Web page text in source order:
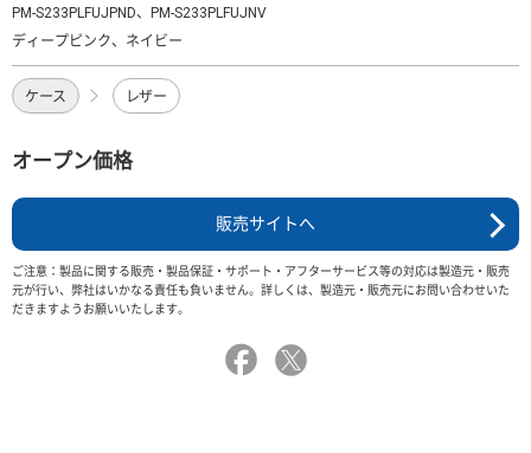
PM-S233PLFUJPND、PM-S233PLFUJNV
ディープピンク、ネイビー
ケース レザー
オープン価格
販売サイトへ
ご注意：製品に関する販売・製品保証・サポート・アフターサービス等の対応は製造元・販売
元が行い、弊社はいかなる責任も負いません。詳しくは、製造元・販売元にお問い合わせいた
だきますようお願いいたします。